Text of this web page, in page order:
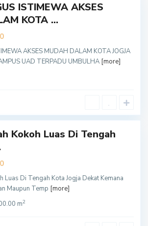
ISTIMEWA AKSES
KOTA ...
AKSES MUDAH DALAM KOTA JOGJA
UAD TERPADU UMBULHA [more]
Kokoh Luas Di Tengah
Luas Di Tengah Kota Jogja Dekat Kemana
Maupun Temp [more]
m2